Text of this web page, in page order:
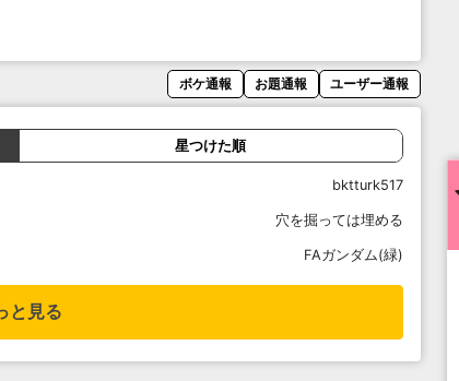
ボケ通報 お題通報 ユーザー通報
星つけた順
bktturk517
穴を掘っては埋める
FAガンダム(緑)
と見る